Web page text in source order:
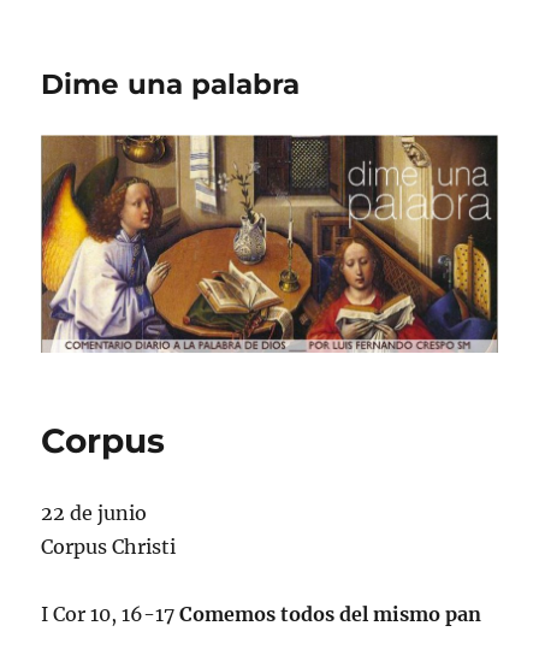
Dime una palabra
Corpus
22 de junio
Corpus Christi
I Cor 10, 16-17Comemos todos del mismo pan